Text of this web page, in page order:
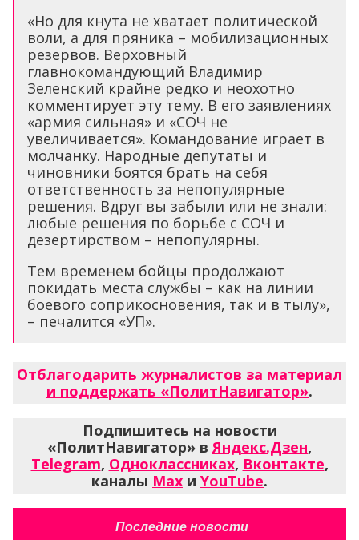
«Но для кнута не хватает политической
воли, а для пряника – мобилизационных
резервов. Верховный
главнокомандующий Владимир
Зеленский крайне редко и неохотно
комментирует эту тему. В его заявлениях
«армия сильная» и «СОЧ не
увеличивается». Командование играет в
молчанку. Народные депутаты и
чиновники боятся брать на себя
ответственность за непопулярные
решения. Вдруг вы забыли или не знали:
любые решения по борьбе с СОЧ и
дезертирством – непопулярны.
Тем временем бойцы продолжают
покидать места службы – как на линии
боевого соприкосновения, так и в тылу»,
– печалится «УП».
Отблагодарить журналистов за материал
и поддержать «ПолитНавигатор».
Подпишитесь на новости
«ПолитНавигатор» в Яндекс.Дзен,
Telegram, Одноклассниках, Вконтакте,
каналы Max и YouTube.
Последние новости